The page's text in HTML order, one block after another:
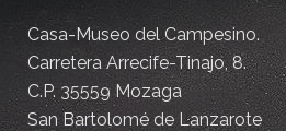
Casa-Museo del Campesino.
Carretera Arrecife-Tinajo, 8.
C.P. 35559 Mozaga
San Bartolomé de Lanzarote